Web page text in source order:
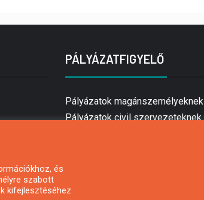
PÁLYÁZATFIGYELŐ
Pályázatok magánszemélyeknek
Pályázatok civil szervezeteknek
és
szabott
kifejlesztéséhez